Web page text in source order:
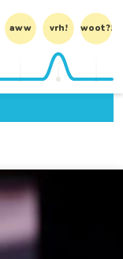
aww vrh! woot?!